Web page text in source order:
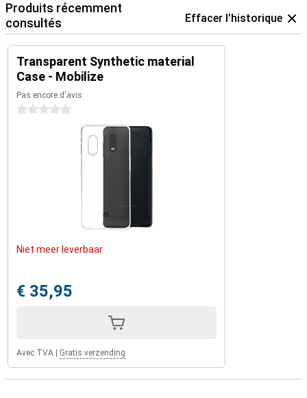
Produits récemment
consultés
Effacer l'historique
Transparent Synthetic material
Case - Mobilize
Pas encore d'avis
0 étoiles
Niet meer leverbaar
€ 35,95
Avec TVA Gratis verzending